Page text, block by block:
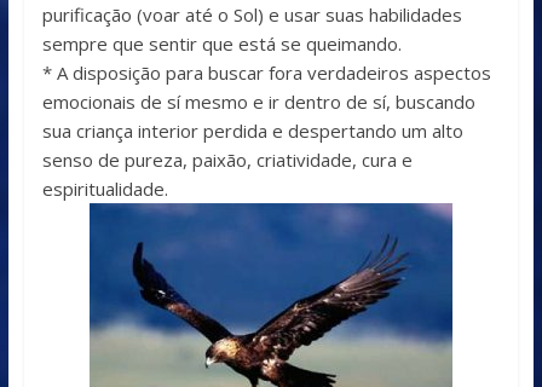
purificação (voar até o Sol) e usar suas habilidades
sempre que sentir que está se queimando.
* A disposição para buscar fora verdadeiros aspectos
emocionais de sí mesmo e ir dentro de sí, buscando
sua criança interior perdida e despertando um alto
senso de pureza, paixão, criatividade, cura e
espiritualidade.